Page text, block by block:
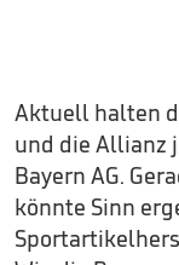
Aktuell halten
und die Allianz
Bayern AG.
könnte Sinn